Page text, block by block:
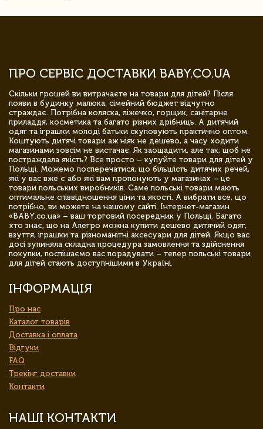
ПРО СЕРВІС ДОСТАВКИ BABY.CO.UA
Скільки грошей ви витрачаєте на товари для дітей? Після
появи в будинку малюка, сімейний бюджет відчутно
страждає. Потрібна коляска, ліжечко, горщик, санітарне
приладдя, косметика та багато різних дрібниць. А дитячий
одяг та іграшки молоді батьки скуповують практично оптом.
Коштують дитячі товари аж ніяк не дешево, а часу ходити
магазинами зовсім не вистачає. Як заощадити, але так, щоб не
постраждала якість? Все просто – купуйте товари для дітей у
Польщі. Можемо посперечатися, що більшість дитячих речей,
які у вас вже є або які вам пропонують у магазинах – це
товари польських виробників. Саме польські товари мають
оптимальне співвідношення ціни та якості. А вибрати все, що
потрібно, ви можете на нашому сайті. Інтернет-магазин
«BABY.co.ua» – ваш торговий посередник у Польщі. Багато
хто знає, що на Алегро можна купити дешево дитячий одяг,
взуття, іграшки та різноманітні аксесуари для дітей. Якщо вас
досі зупиняла складна процедура замовлення та здійснення
покупки, поспішаємо вас порадувати – тепер польські товари
для дітей стають доступнішими в Україні.
ІНФОРМАЦІЯ
Про нас
Каталог товарів
Доставка і оплата
Відгуки
FAQ
Трекінг доставки
Контакти
НАШІ КОНТАКТИ